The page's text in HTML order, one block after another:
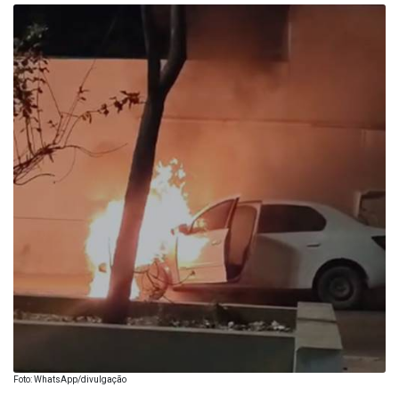
Foto: WhatsApp/divulgação